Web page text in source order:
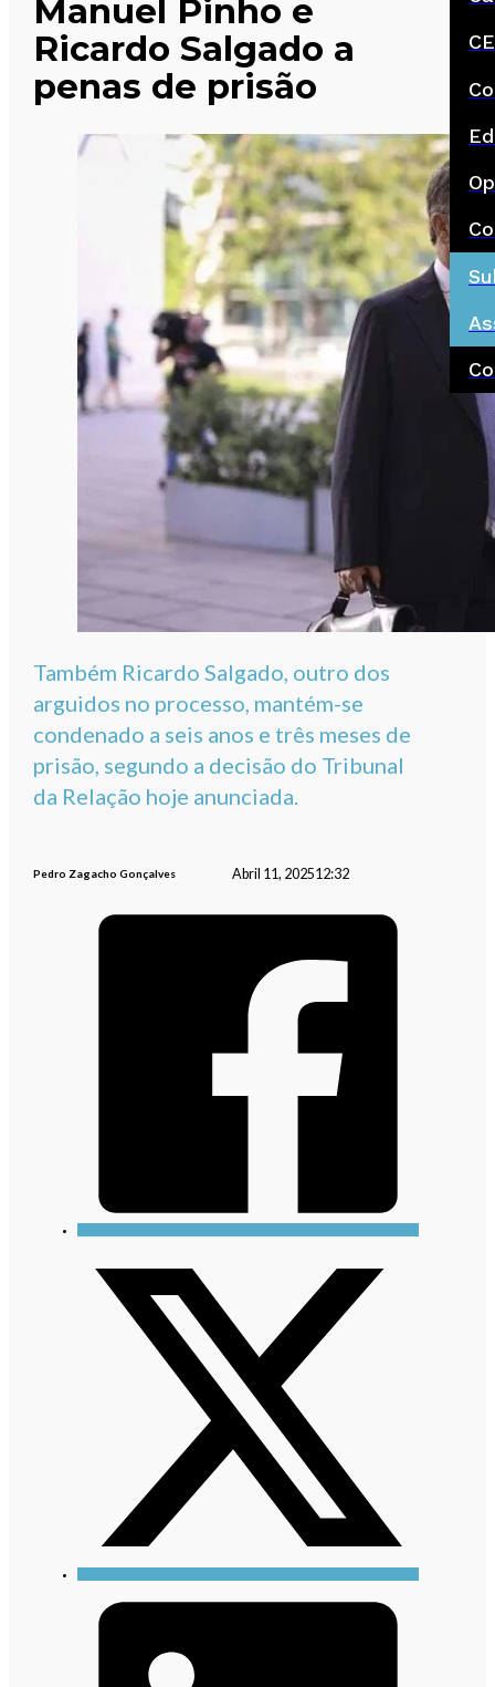
Manuel Pinho e
Ricardo Salgado a
penas de prisão
Também Ricardo Salgado, outro dos
arguidos no processo, mantém-se
condenado a seis anos e três meses de
prisão, segundo a decisão do Tribunal
da Relação hoje anunciada.
Pedro Zagacho Gonçalves Abril 11, 202512:32